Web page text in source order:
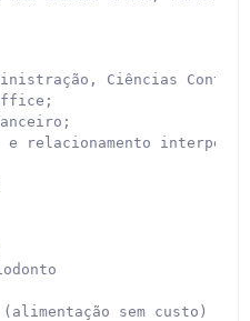
Ciências
e relacionamento
sem custo)